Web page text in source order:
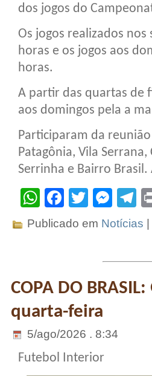
dos jogos do
Os jogos realizados
horas e os jogos aos
horas.
A partir das quartas de
aos domingos pela a
Participaram da
Patagônia, Vila
Serrinha e Bairro
WhatsApp
Facebook
Twitter
Publicado em Notícias
COPA DO
quarta-feira
5/ago/2026 . 8:34
Futebol Interior